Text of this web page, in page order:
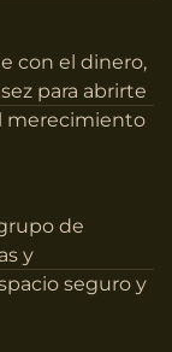
con el dinero,
para abrirte
merecimiento
de
y
seguro y